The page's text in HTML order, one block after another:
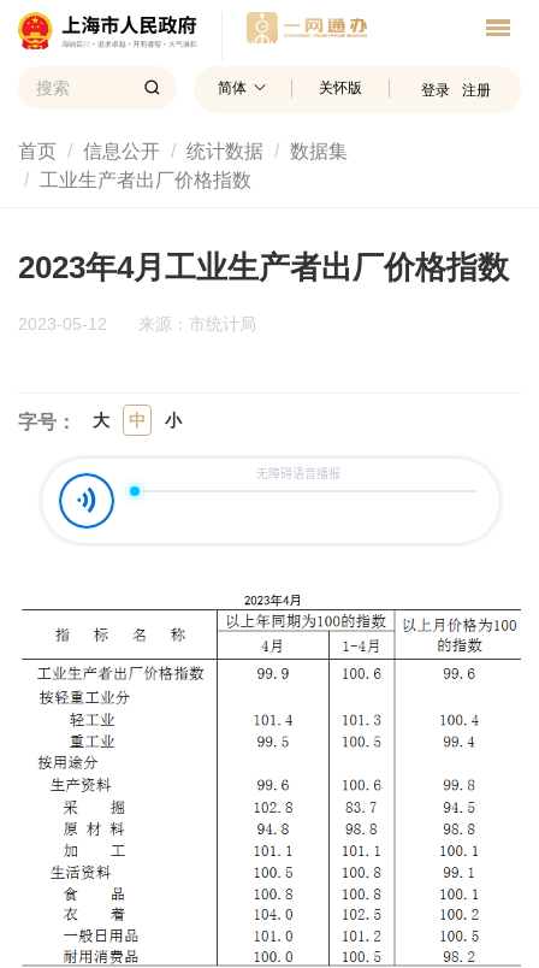
简体 关怀版 登录 注册
首页 信息公开 统计数据
数据集
工业生产者出厂价格指数
2023年4月工业生产者出厂价格指数
2023-05-12 来源：市统计局
字号： 大 中 小